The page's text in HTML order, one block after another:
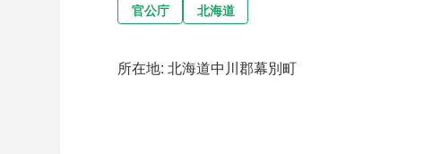
官公庁 北海道
所在地:北海道中川郡幕別町